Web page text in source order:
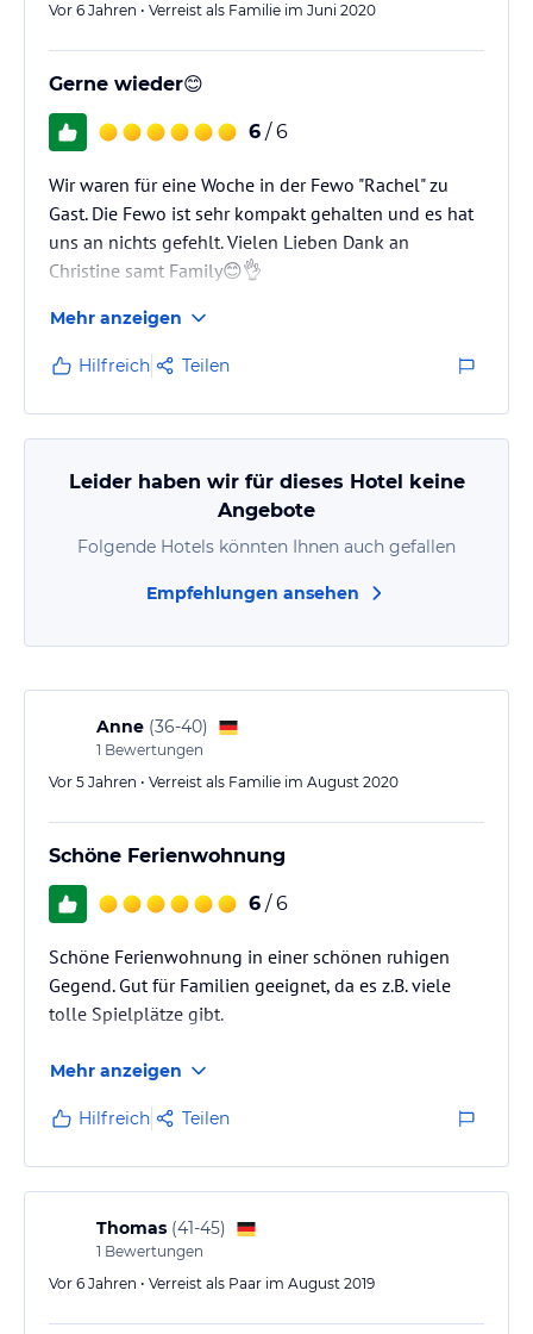
Vor 6 Jahren • Verreist als Familie im Juni 2020
Gerne wieder😊
6 / 6
Wir waren für eine Woche in der Fewo "Rachel" zu
Gast. Die Fewo ist sehr kompakt gehalten und es hat
uns an nichts gefehlt. Vielen Lieben Dank an
Christine samt Family😊👌
Mehr anzeigen
Hilfreich Teilen
Leider haben wir für dieses Hotel keine
Angebote
Folgende Hotels könnten Ihnen auch gefallen
Empfehlungen ansehen
Anne (36-40)
1 Bewertungen
Vor 5 Jahren • Verreist als Familie im August 2020
Schöne Ferienwohnung
6 / 6
Schöne Ferienwohnung in einer schönen ruhigen
Gegend. Gut für Familien geeignet, da es z.B. viele
tolle Spielplätze gibt.
Mehr anzeigen
Hilfreich Teilen
Thomas (41-45)
1 Bewertungen
Vor 6 Jahren • Verreist als Paar im August 2019